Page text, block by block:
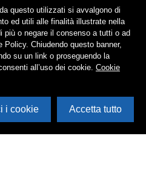
questo utilizzati si avvalgono di
ed utili alle finalità illustrate nella
più o negare il consenso a tutti o ad
Chiudendo questo banner,
su un link o proseguendo la
all’uso dei cookie. Cookie
i cookie Accetta tutto